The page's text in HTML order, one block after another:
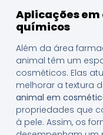
Aplicações
químicos
Além da área
animal têm um
cosméticos. Elas
melhorar a textura
animal em
propriedades que
à pele. Assim, os